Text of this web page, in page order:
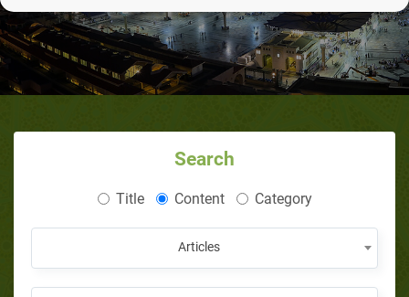
Search
Title Content Category
Articles